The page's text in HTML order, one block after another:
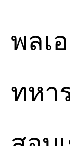
พลเ
ทหา